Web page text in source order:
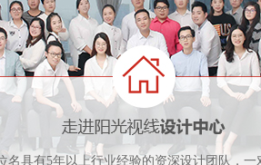
名具有5年以上行业经验的资深设计团队，一